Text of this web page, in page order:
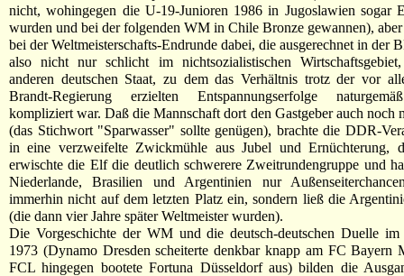
nicht, wohingegen die U-19-Junioren 1986 in Jugoslawien sogar
wurden und bei der folgenden WM in Chile Bronze gewannen),
bei der Weltmeisterschafts-Endrunde dabei, die ausgerechnet in der
also nicht nur schlicht im nichtsozialistischen
anderen deutschen Staat, zu dem das Verhältnis trotz der vor
Brandt-Regierung erzielten Entspannungserfolge
kompliziert war. Daß die Mannschaft dort den Gastgeber auch noch
(das Stichwort "Sparwasser" sollte genügen), brachte die DDR-
in eine verzweifelte Zwickmühle aus Jubel und Ernüchterung,
erwischte die Elf die deutlich schwerere Zweitrundengruppe und
Niederlande, Brasilien und Argentinien nur
immerhin nicht auf dem letzten Platz ein, sondern ließ die
(die dann vier Jahre später Weltmeister wurden).
Die Vorgeschichte der WM und die deutsch-deutschen Duelle im
1973 (Dynamo Dresden scheiterte denkbar knapp am FC Bayern
FCL hingegen bootete Fortuna Düsseldorf aus) bilden die